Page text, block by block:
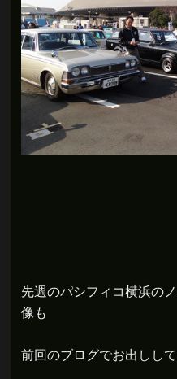
先週のパシフィコ横浜の
像も
前回のブログでお出しし